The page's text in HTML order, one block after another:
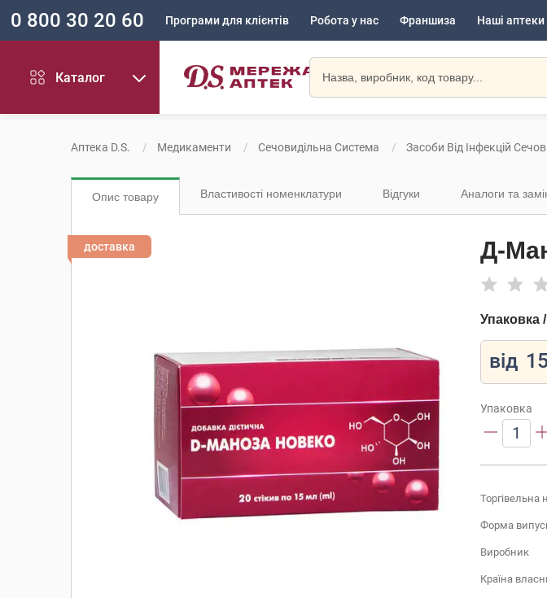
0 800 30 20 60 Програми для клієнтів Робота у нас Франшиза Наші аптеки
Каталог
Аптека D.S. Медикаменти Сечовидільна Система Засоби Від Інфекцій
Опис товару Властивості номенклатури Відгуки Аналоги та
доставка Д-
Упаковка /
від
Упаковка
1
Торгівельна
Форма
Виробник
Країна